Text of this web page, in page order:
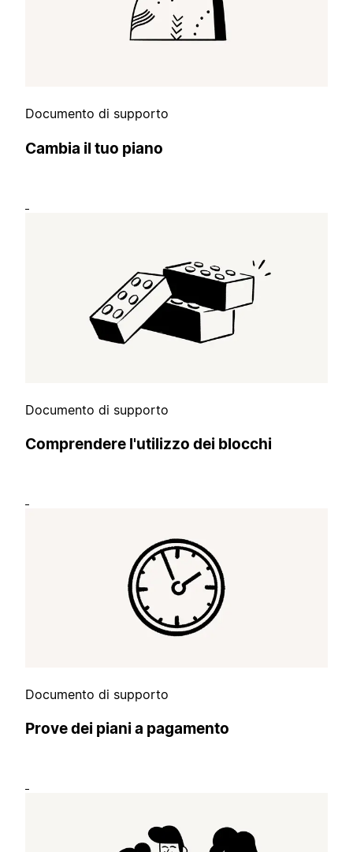
Documento di supporto
Cambia il tuo piano
Documento di supporto
Comprendere l'utilizzo dei blocchi
Documento di supporto
Prove dei piani a pagamento